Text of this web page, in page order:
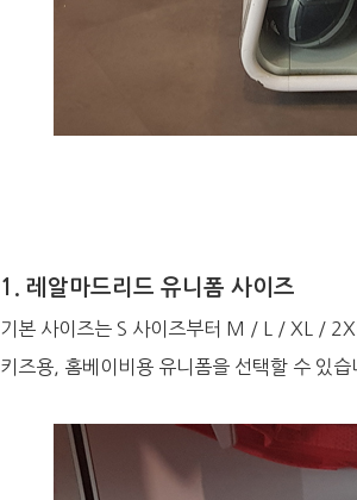
1. 레알마드리드 유니폼 사이즈
기본 사이즈는 S 사이즈부터 M / L / XL /
키즈용, 홈베이비용 유니폼을 선택할 수 있습